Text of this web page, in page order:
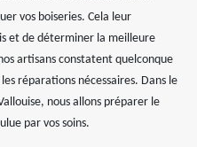
vos boiseries. Cela leur
et de déterminer la meilleure
artisans constatent quelconque
réparations nécessaires. Dans le
nous allons préparer le
par vos soins.